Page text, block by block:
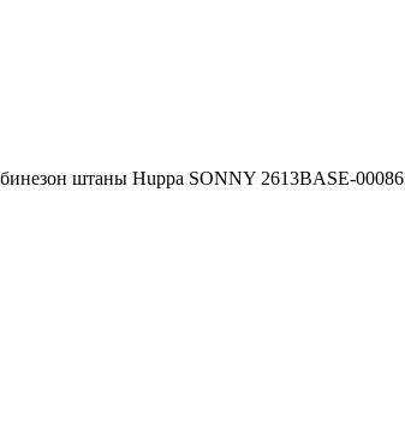
штаны Huppa SONNY 2613BASE-00086